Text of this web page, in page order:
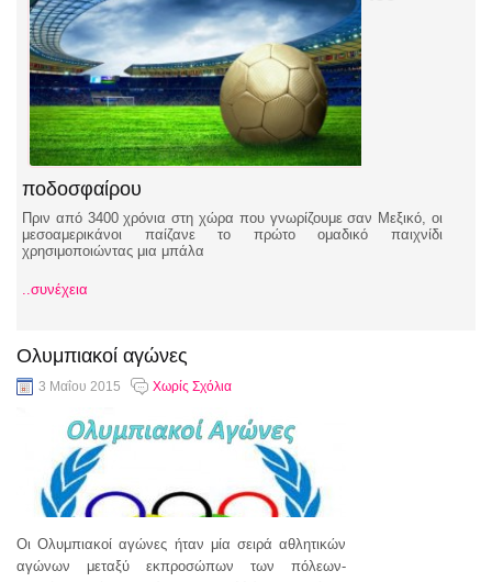
ποδοσφαίρου
Πριν από 3400 χρόνια στη χώρα που γνωρίζουμε σαν Μεξικό, οι
μεσοαμερικάνοι παίζανε το πρώτο ομαδικό παιχνίδι
χρησιμοποιώντας μια μπάλα
..συνέχεια
Ολυμπιακοί αγώνες
3 Μαΐου 2015 Χωρίς Σχόλια
Οι Ολυμπιακοί αγώνες ήταν μία σειρά αθλητικών
αγώνων μεταξύ εκπροσώπων των πόλεων-